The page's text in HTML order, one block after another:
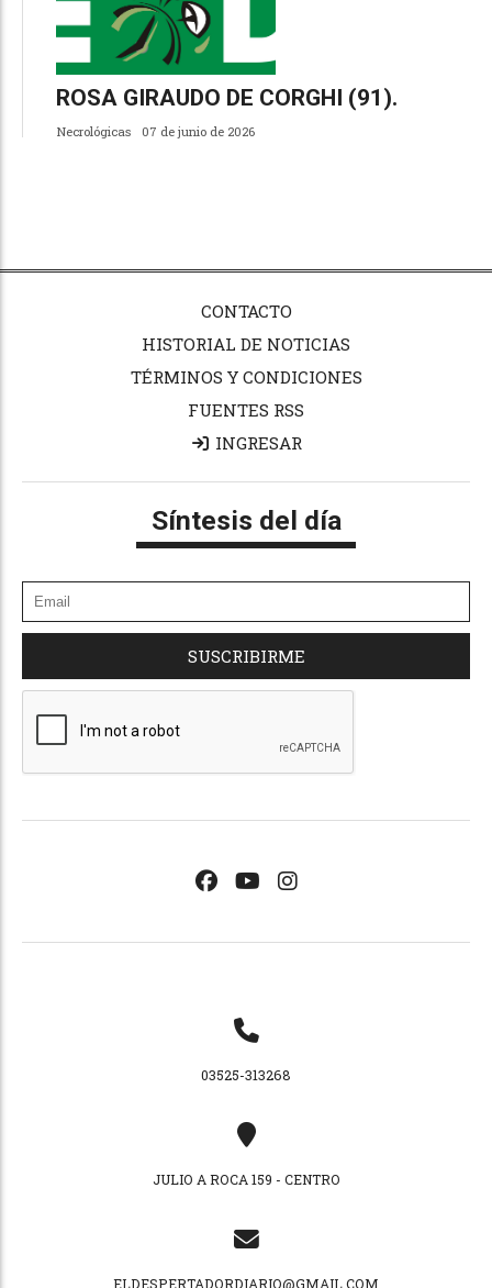
ROSA GIRAUDO DE CORGHI (91).
Necrológicas 07 de junio de 2026
CONTACTO
HISTORIAL DE NOTICIAS
TÉRMINOS Y CONDICIONES
FUENTES RSS
INGRESAR
Síntesis del día
SUSCRIBIRME
03525-313268
JULIO A ROCA 159 - CENTRO
ELDESPERTADORDIARIO@GMAIL.COM